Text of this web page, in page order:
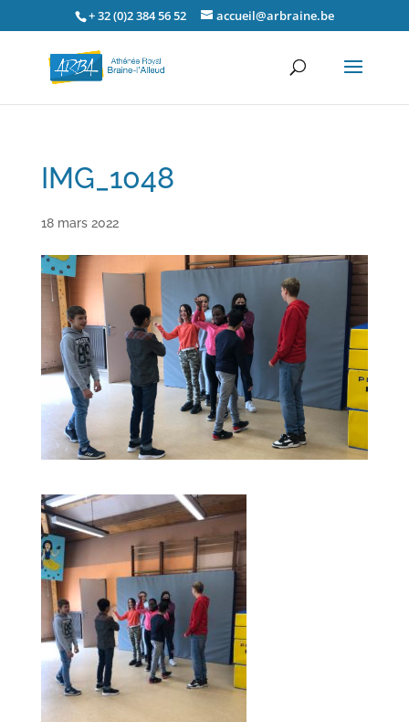
+ 32 (0)2 384 56 52 accueil@arbraine.be
IMG_1048
18 mars 2022